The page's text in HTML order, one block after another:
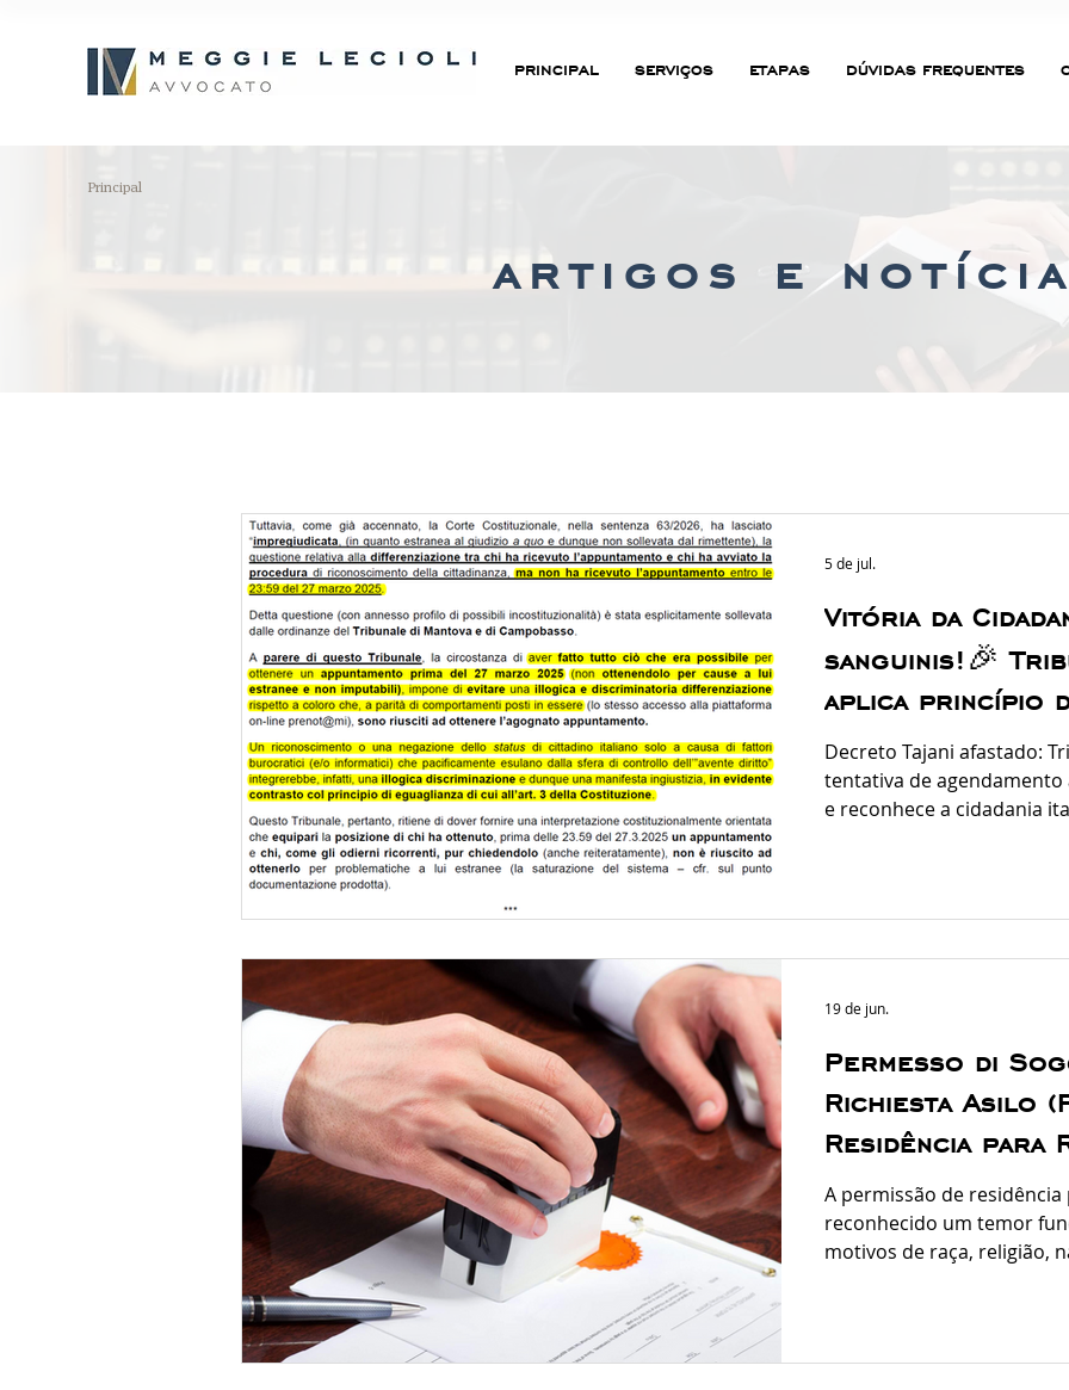
PRINCIPAL SERVIÇOS ETAPAS DÚVIDAS FREQUENTES
Principal
artigos e
Vitória da
sanguinis!🎉
aplica princípio
afasta Decreto
Studio Legale
Lecioli
Decreto Tajani afastado:
tentativa de
e reconhece a cidadania
Tajani. O magistrado
constitucionalmente
equiparando formalmen
5 de jul.
Permesso di
Richiesta Asilo
Residência para
Asilo) como
e duração
A permissão de
reconhecido um temor
motivos de raça, religião,
legislação europeia e do
19 de jun.